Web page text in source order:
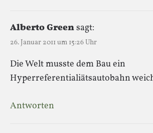
Alberto Greensagt:
26. Januar 2011 um 15:26 Uhr
Die Welt musste dem Bau ein
Hyperreferentialiätsautobahn
Antworten